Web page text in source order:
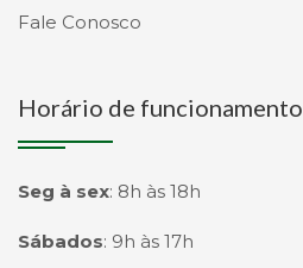
Fale Conosco
Horário de funcionamento
Seg à sex: 8h às 18h
Sábados: 9h às 17h